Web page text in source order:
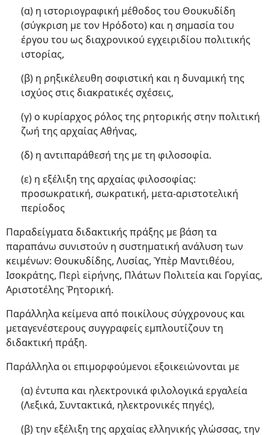
(α) η ιστοριογραφική μέθοδος του Θουκυδίδη
(σύγκριση με τον Ηρόδοτο) και η σημασία του
έργου του ως διαχρονικού εγχειριδίου πολιτικής
ιστορίας,
(β) η ρηξικέλευθη σοφιστική και η δυναμική της
ισχύος στις διακρατικές σχέσεις,
(γ) ο κυρίαρχος ρόλος της ρητορικής στην πολιτική
ζωή της αρχαίας Αθήνας,
(δ) η αντιπαράθεσή της με τη φιλοσοφία.
(ε) η εξέλιξη της αρχαίας φιλοσοφίας:
προσωκρατική, σωκρατική, μετα-αριστοτελική
περίοδος
Παραδείγματα διδακτικής πράξης με βάση τα
παραπάνω συνιστούν η συστηματική ανάλυση των
κειμένων: Θουκυδίδης, Λυσίας, Ὑπὲρ Μαντιθέου,
Ισοκράτης, Περὶ εἰρήνης, Πλάτων Πολιτεία και Γοργίας,
Αριστοτέλης Ῥητορική.
Παράλληλα κείμενα από ποικίλους σύγχρονους και
μεταγενέστερους συγγραφείς εμπλουτίζουν τη
διδακτική πράξη.
Παράλληλα οι επιμορφούμενοι εξοικειώνονται με
(α) έντυπα και ηλεκτρονικά φιλολογικά εργαλεία
(Λεξικά, Συντακτικά, ηλεκτρονικές πηγές),
(β) την εξέλιξη της αρχαίας ελληνικής γλώσσας, την